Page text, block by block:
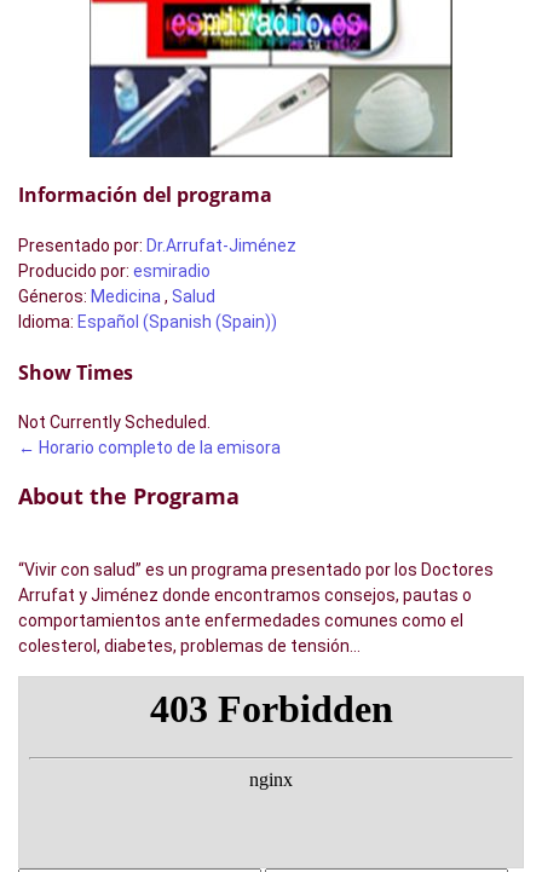
Información del programa
Presentado por: Dr.Arrufat-Jiménez
Producido por: esmiradio
Géneros: Medicina , Salud
Idioma: Español (Spanish (Spain))
Show Times
Not Currently Scheduled.
← Horario completo de la emisora
About the Programa
“Vivir con salud” es un programa presentado por los Doctores
Arrufat y Jiménez donde encontramos consejos, pautas o
comportamientos ante enfermedades comunes como el
colesterol, diabetes, problemas de tensión…